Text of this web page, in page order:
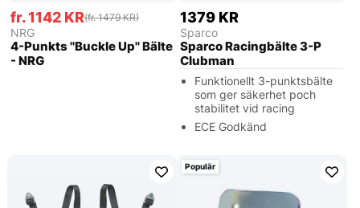
fr. 1142 KR(fr. 1479 KR)
NRG
4-Punkts ''Buckle Up'' Bälte
- NRG
1379 KR
Sparco
Sparco Racingbälte 3-P
Clubman
Funktionellt 3-punktsbälte
som ger säkerhet poch
stabilitet vid racing
ECE Godkänd
Populär